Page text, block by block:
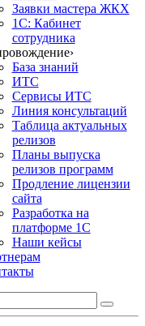
Заявки мастера ЖКХ
1С: Кабинет
сотрудника
›
База знаний
ИТС
Сервисы ИТС
Линия консультаций
Таблица актуальных
релизов
Планы выпуска
релизов программ
Продление лицензии
сайта
Разработка на
платформе 1С
Наши кейсы